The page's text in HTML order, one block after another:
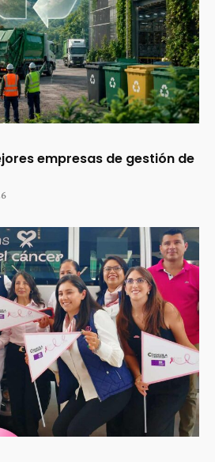
empresas de gestión de